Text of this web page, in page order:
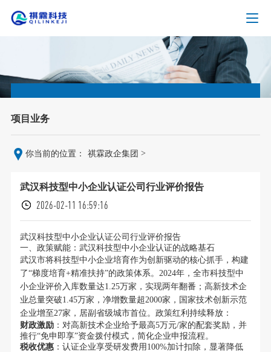
项目业务
你当前的位置： 祺霖政企集团 >
武汉科技型中小企业认证公司行业评价报告
2026-02-11 16:59:16
武汉科技型中小企业认证公司行业评价报告
一、政策赋能：武汉科技型中小企业认证的战略基石
武汉市将科技型中小企业培育作为创新驱动的核心抓手，构建
了“梯度培育+精准扶持”的政策体系。2024年，全市科技型中
小企业评价入库数量达1.25万家，实现两年翻番；高新技术企
业总量突破1.45万家，净增数量超2000家，国家技术创新示范
企业增至27家，居副省级城市首位。政策红利持续释放：
财政激励：对高新技术企业给予最高5万元/家的配套奖励，并
推行“免申即享”资金拨付模式，简化企业申报流程。
税收优惠：认证企业享受研发费用100%加计扣除，显著降低